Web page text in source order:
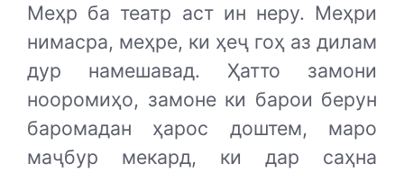
Меҳр ба театр аст ин неру. Меҳри
нимасра, меҳре, ки ҳеҷ гоҳ аз дилам
дур намешавад. Ҳатто замони
нооромиҳо, замоне ки барои берун
баромадан ҳарос доштем, маро
маҷбур мекард, ки дар саҳна